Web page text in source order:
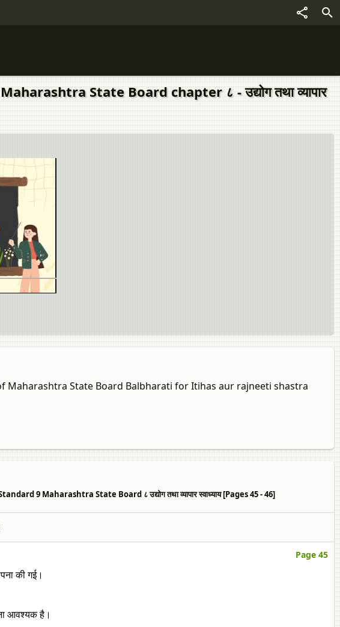
State Board chapter ८ - उद्योग तथा व्यापार
Maharashtra State Board Balbharati for Itihas aur rajneeti shastra
9 Maharashtra State Board ८ उद्योग तथा व्यापार स्वाध्याय [Pages 45 - 46]
Page 45
की गई।
आवश्यक है।